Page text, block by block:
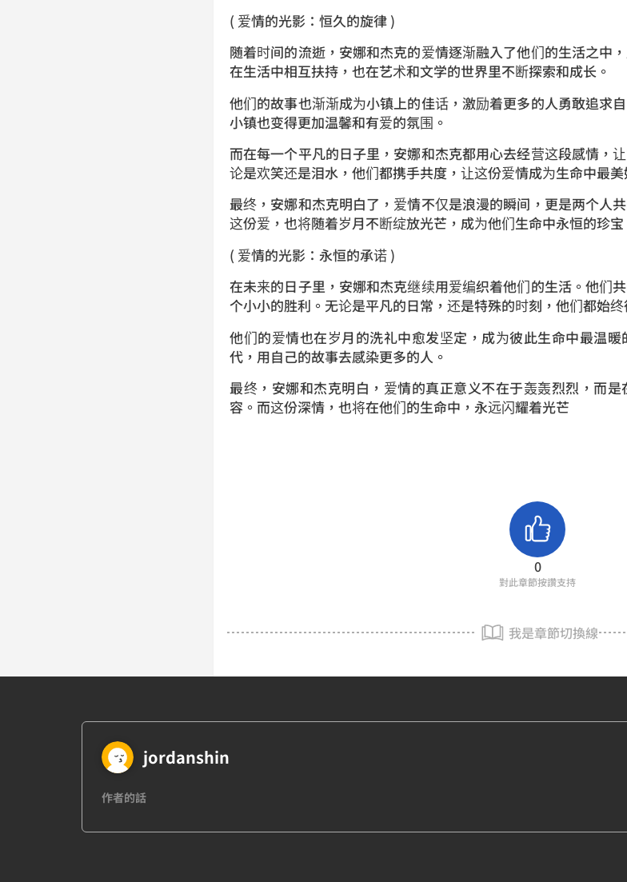
( 爱情的光影：恒久的旋律 )
随着时间的流逝，安娜和杰克的爱情逐渐融入了他们的生活之中
在生活中相互扶持，也在艺术和文学的世界里不断探索和成长。
他们的故事也渐渐成为小镇上的佳话，激励着更多的人勇敢追求
小镇也变得更加温馨和有爱的氛围。
而在每一个平凡的日子里，安娜和杰克都用心去经营这段感情，
论是欢笑还是泪水，他们都携手共度，让这份爱情成为生命中最美
最终，安娜和杰克明白了，爱情不仅是浪漫的瞬间，更是两个人
这份爱，也将随着岁月不断绽放光芒，成为他们生命中永恒的珍宝
( 爱情的光影：永恒的承诺 )
在未来的日子里，安娜和杰克继续用爱编织着他们的生活。他们
个小小的胜利。无论是平凡的日常，还是特殊的时刻，他们都始
他们的爱情也在岁月的洗礼中愈发坚定，成为彼此生命中最温
代，用自己的故事去感染更多的人。
最终，安娜和杰克明白，爱情的真正意义不在于轰轰烈烈，而
容。而这份深情，也将在他们的生命中，永远闪耀着光芒
0
對此章節按讚支持
我是章節切換線
jordanshin
作者的話